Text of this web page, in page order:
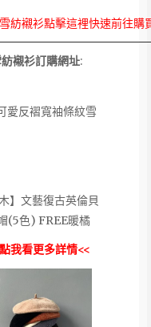
紡襯衫點擊這裡快速前往購
襯衫訂購網址:
反褶寬袖條紋雪
木】文藝復古英倫貝
(5色) FREE暖橘
我看更多詳情<<